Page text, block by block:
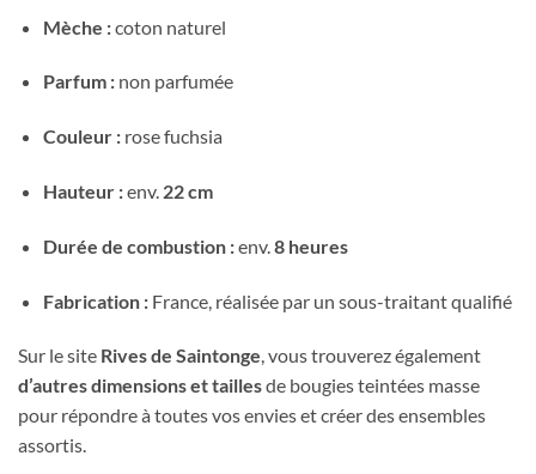
Mèche :coton naturel
Parfum :non parfumée
Couleur :rose fuchsia
Hauteur :env. 22 cm
Durée de combustion :env. 8 heures
Fabrication :France, réalisée par un sous-traitant qualifié
Sur le site Rives de Saintonge, vous trouverez également
d’autres dimensions et taillesde bougies teintées masse
pour répondre à toutes vos envies et créer des ensembles
assortis.